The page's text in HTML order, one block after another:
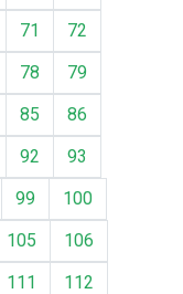
71
72
78
79
85
86
92
93
99
100
105
106
111
112